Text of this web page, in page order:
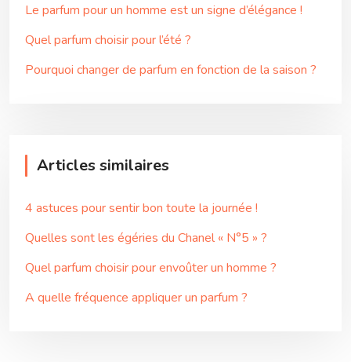
Le parfum pour un homme est un signe d’élégance !
Quel parfum choisir pour l’été ?
Pourquoi changer de parfum en fonction de la saison ?
Articles similaires
4 astuces pour sentir bon toute la journée !
Quelles sont les égéries du Chanel « N°5 » ?
Quel parfum choisir pour envoûter un homme ?
A quelle fréquence appliquer un parfum ?